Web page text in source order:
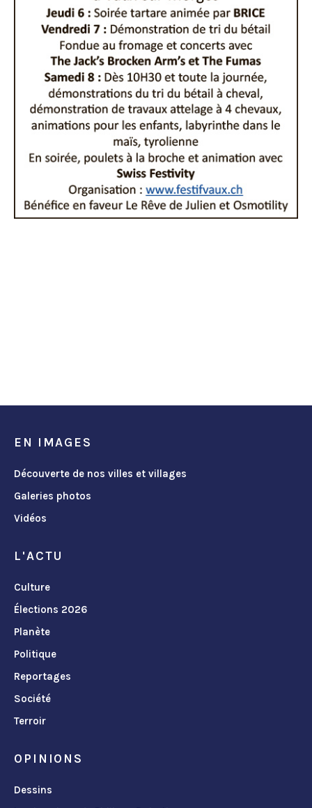
EN IMAGES
Découverte de nos villes et villages
Galeries photos
Vidéos
L'ACTU
Culture
Élections 2026
Planète
Politique
Reportages
Société
Terroir
OPINIONS
Dessins